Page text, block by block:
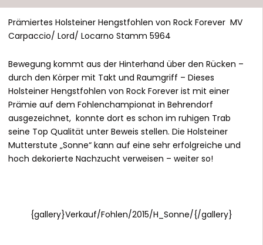
Prämiertes Holsteiner Hengstfohlen von Rock Forever MV
Carpaccio/ Lord/ Locarno Stamm 5964
Bewegung kommt aus der Hinterhand über den Rücken –
durch den Körper mit Takt und Raumgriff – Dieses
Holsteiner Hengstfohlen von Rock Forever ist mit einer
Prämie auf dem Fohlenchampionat in Behrendorf
ausgezeichnet, konnte dort es schon im ruhigen Trab
seine Top Qualität unter Beweis stellen. Die Holsteiner
Mutterstute „Sonne“ kann auf eine sehr erfolgreiche und
hoch dekorierte Nachzucht verweisen – weiter so!
{gallery}Verkauf/Fohlen/2015/H_Sonne/{/gallery}